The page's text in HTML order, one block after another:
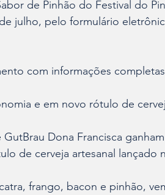
de Pinhão do Festival do
julho, pelo formulário
com informações
e em novo rótulo de
Dona Francisca
de cerveja artesanal lançado
frango, bacon e pinhão,